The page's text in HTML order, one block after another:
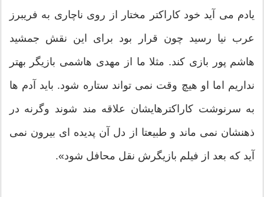
یادم می آید خود کاراکتر مختار از روی ناچاری به فریبرز
عرب نیا رسید چون قرار بود برای این نقش جمشید
هاشم پور بازی کند. مثلا ما از مهدی هاشمی بازیگر بهتر
نداریم اما او هیچ وقت نمی تواند ستاره شود. باید آدم ها
به سرنوشت کاراکترهایشان علاقه مند شوند وگرنه در
ذهنشان نمی ماند و طبیعتا از دل آن پدیده ای بیرون نمی
آید که بعد از فیلم بازیگرش نقل محافل شود».